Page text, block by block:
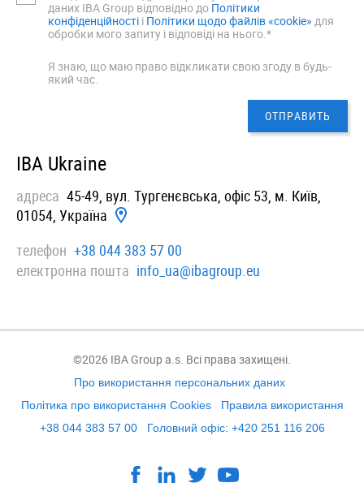
даних IBA Group відповідно до Політики
конфіденційності i Політики щодо файлів «cookie» для
обробки мого запиту і відповіді на нього.*
Я знаю, що маю право відкликати свою згоду в будь-
який час.
IBA Ukraine
адреса 45-49, вул. Тургенєвська, офiс 53, м. Київ,
01054, Україна
телефон +38 044 383 57 00
електронна пошта info_ua@ibagroup.eu
©2026 IBA Group a.s. Всі права захищені.
Про використання персональних даних
Політика про використання Cookies
Правила використання
+38 044 383 57 00
Головний офіс: +420 251 116 206